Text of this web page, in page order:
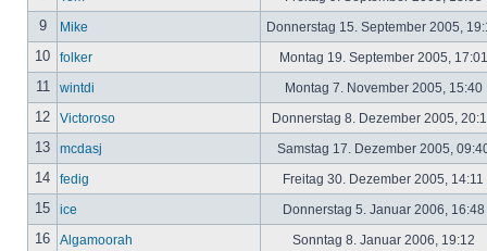
9 Mike Donnerstag 15. September 2005,
10 folker Montag 19. September 2005,
11 wintdi Montag 7. November 2005, 15:40
12 Victoroso Donnerstag 8. Dezember 2005,
13 mcdasj Samstag 17. Dezember 2005,
14 fedig Freitag 30. Dezember 2005, 14:11
15 ice Donnerstag 5. Januar 2006, 16:48
16 Algamoorah Sonntag 8. Januar 2006, 19:12